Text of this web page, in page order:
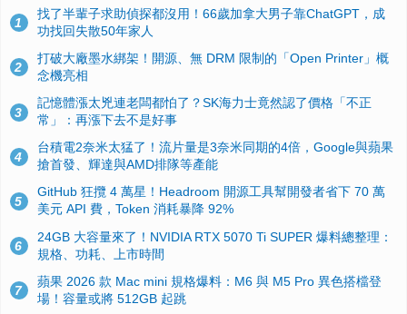
1
找了半輩子求助偵探都沒用！66歲加拿大男子靠ChatGPT，成
功找回失散50年家人
2
打破大廠墨水綁架！開源、無 DRM 限制的「Open Printer」概
念機亮相
3
記憶體漲太兇連老闆都怕了？SK海力士竟然認了價格「不正
常」：再漲下去不是好事
4
台積電2奈米太猛了！流片量是3奈米同期的4倍，Google與蘋果
搶首發、輝達與AMD排隊等產能
5
GitHub 狂攬 4 萬星！Headroom 開源工具幫開發者省下 70 萬
美元 API 費，Token 消耗暴降 92%
6
24GB 大容量來了！NVIDIA RTX 5070 Ti SUPER 爆料總整理：
規格、功耗、上市時間
7
蘋果 2026 款 Mac mini 規格爆料：M6 與 M5 Pro 異色搭檔登
場！容量或將 512GB 起跳